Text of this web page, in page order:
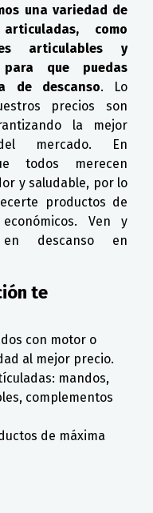
una variedad de
como
articulables y
para que puedas
de descanso. Lo
precios son
la mejor
mercado. En
todos merecen
y saludable, por lo
productos de
Ven y
descanso en
te
con motor o
al mejor precio.
mandos,
complementos
de máxima